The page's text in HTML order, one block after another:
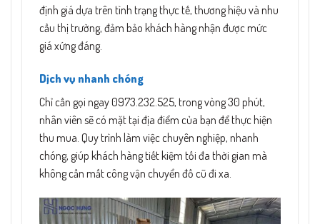
định giá dựa trên tình trạng thực tế, thương hiệu và nhu
cầu thị trường, đảm bảo khách hàng nhận được mức
giá xứng đáng.
Dịch vụ nhanh chóng
Chỉ cần gọi ngay 0973.232.525, trong vòng 30 phút,
nhân viên sẽ có mặt tại địa điểm của bạn để thực hiện
thu mua. Quy trình làm việc chuyên nghiệp, nhanh
chóng, giúp khách hàng tiết kiệm tối đa thời gian mà
không cần mất công vận chuyển đồ cũ đi xa.